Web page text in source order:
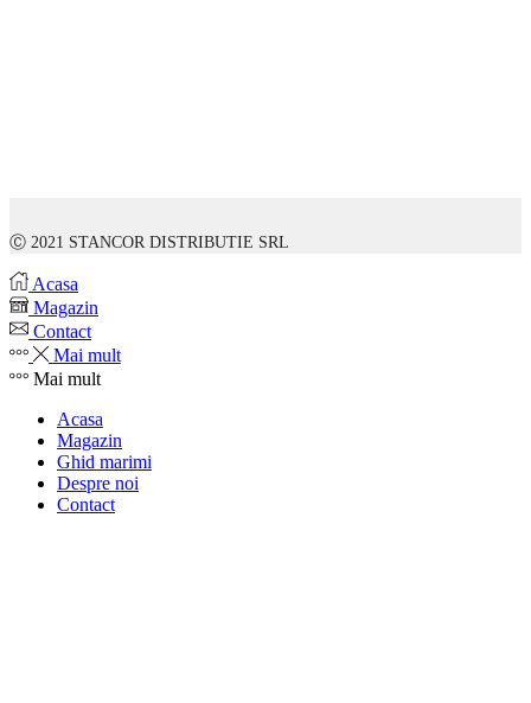
Ⓒ 2021 STANCOR DISTRIBUTIE SRL
Acasa
Magazin
Contact
Mai mult
Mai mult
Acasa
Magazin
Ghid marimi
Despre noi
Contact